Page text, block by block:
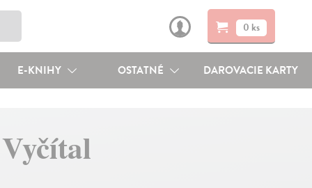
0 ks
E-KNIHY OSTATNÉ DAROVACIE KARTY